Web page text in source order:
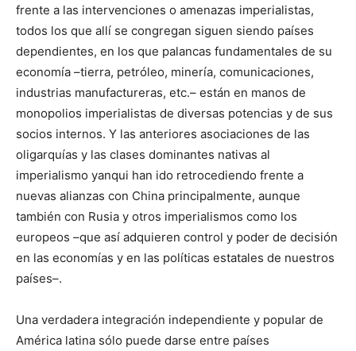
frente a las intervenciones o amenazas imperialistas,
todos los que allí se congregan siguen siendo países
dependientes, en los que palancas fundamentales de su
economía –tierra, petróleo, minería, comunicaciones,
industrias manufactureras, etc.– están en manos de
monopolios imperialistas de diversas potencias y de sus
socios internos. Y las anteriores asociaciones de las
oligarquías y las clases dominantes nativas al
imperialismo yanqui han ido retrocediendo frente a
nuevas alianzas con China principalmente, aunque
también con Rusia y otros imperialismos como los
europeos –que así adquieren control y poder de decisión
en las economías y en las políticas estatales de nuestros
países–.
Una verdadera integración independiente y popular de
América latina sólo puede darse entre países